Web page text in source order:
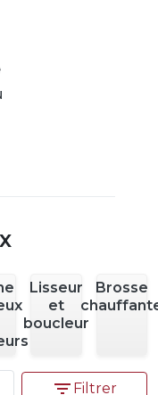
Lisseur
et
boucleur
Brosse
filter_list Filtrer